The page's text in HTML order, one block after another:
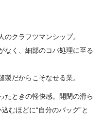
クラフツマンシップ。
なく、細部のコバ処理に至る
製だからこそなせる業。
たときの軽快感。開閉の滑ら
むほどに“自分のバッグ”と